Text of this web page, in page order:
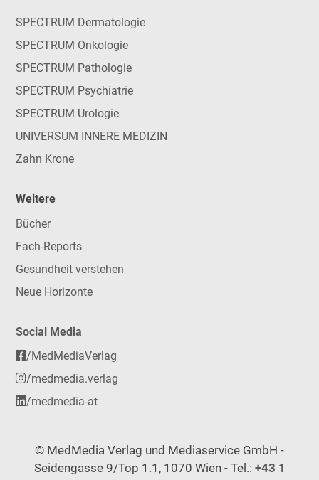
SPECTRUM Dermatologie
SPECTRUM Onkologie
SPECTRUM Pathologie
SPECTRUM Psychiatrie
SPECTRUM Urologie
UNIVERSUM INNERE MEDIZIN
Zahn Krone
Weitere
Bücher
Fach-Reports
Gesundheit verstehen
Neue Horizonte
Social Media
/MedMediaVerlag
/medmedia.verlag
/medmedia-at
© MedMedia Verlag und Mediaservice GmbH -
Seidengasse 9/Top 1.1, 1070 Wien - Tel.: +43 1